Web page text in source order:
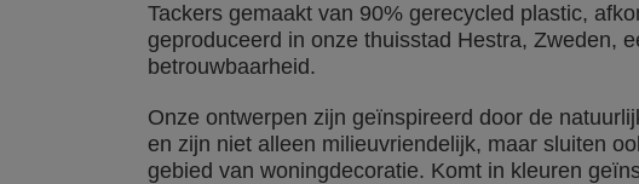
Tackers gemaakt van 90% gerecycled plastic,
geproduceerd in onze thuisstad Hestra, Zweden,
betrouwbaarheid.
Onze ontwerpen zijn geïnspireerd door de
en zijn niet alleen milieuvriendelijk, maar sluiten
gebied van woningdecoratie. Komt in kleuren